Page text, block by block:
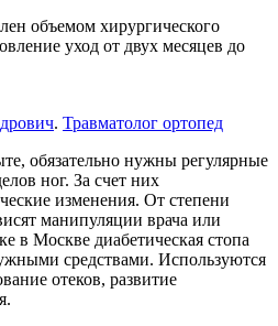
объемом хирургического
уход от двух месяцев до
. Травматолог ортопед
обязательно нужны регулярные
ног. За счет них
изменения. От степени
манипуляции врача или
в Москве диабетическая стопа
средствами. Используются
отеков, развитие